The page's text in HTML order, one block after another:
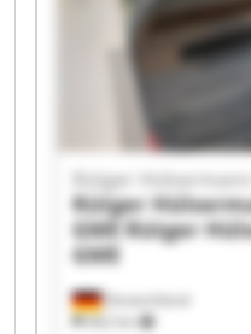
Hülsermann GME
Deutschland
662 km
Rütger Hülsermann
Rütger
GME Rütger
GME